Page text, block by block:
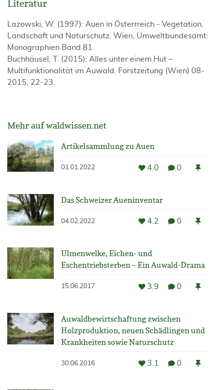
Literatur
Lazowski, W. (1997): Auen in Österrreich - Vegetation,
Landschaft und Naturschutz. Wien, Umweltbundesamt:
Monographien Band 81.
Buchhäusel, T. (2015): Alles unter einem Hut –
Multifunktionalität im Auwald. Forstzeitung (Wien) 08-
2015, 22-23.
Mehr auf waldwissen.net
Artikelsammlung zu Auen
01.01.2022 4.0 0
Das Schweizer Aueninventar
04.02.2022 4.2 0
Ulmenwelke, Eichen- und
Eschentriebsterben – Ein Auwald-Drama
15.06.2017 3.9 0
Auwaldbewirtschaftung zwischen
Holzproduktion, neuen Schädlingen und
Krankheiten sowie Naturschutz
30.06.2016 3.1 0